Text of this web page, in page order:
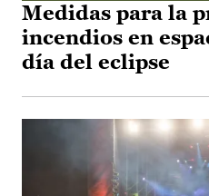
Medidas para la
incendios en
día del eclipse